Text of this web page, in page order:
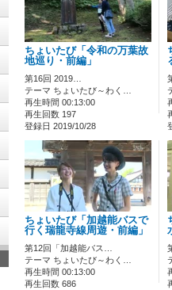
ちょいたび「令和の万葉故
地巡り・前編」
第16回 2019…
テーマ ちょいたび～わく…
再生時間 00:13:00
再生回数 197
登録日 2019/10/28
ちょいたび「加越能バスで
行く瑞龍寺線周遊・前編」
第12回「加越能バス…
テーマ ちょいたび～わく…
再生時間 00:13:00
再生回数 686